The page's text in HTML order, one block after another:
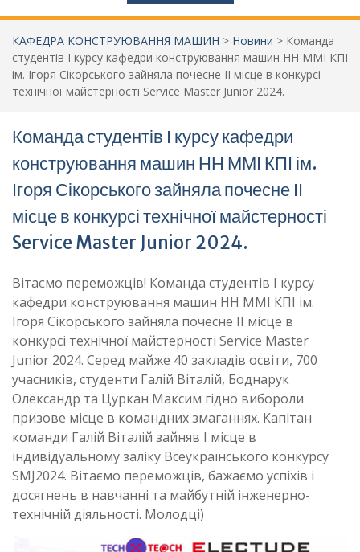
КАФЕДРА КОНСТРУЮВАННЯ МАШИН > Новини > Команда
студентів І курсу кафедри конструювання машин НН ММІ КПІ
ім. Ігоря Сікорського зайняла почесне ІІ місце в конкурсі
технічної майстерності Service Master Junior 2024.
Команда студентів І курсу кафедри
конструювання машин НН ММІ КПІ ім.
Ігоря Сікорського зайняла почесне ІІ
місце в конкурсі технічної майстерності
Service Master Junior 2024.
Вітаємо переможців! Команда студентів І курсу
кафедри конструювання машин НН ММІ КПІ ім.
Ігоря Сікорського зайняла почесне ІІ місце в
конкурсі технічної майстерності Service Master
Junior 2024. Серед майже 40 закладів освіти, 700
учасників, студенти Галій Віталій, Боднарук
Олександр та Цуркан Максим гідно вибороли
призове місце в командних змаганнях. Капітан
команди Галій Віталій зайняв І місце в
індивідуальному заліку Всеукраїнського конкурсу
SMJ2024. Вітаємо переможців, бажаємо успіхів і
досягнень в навчанні та майбутній інженерно-
технічній діяльності. Молодці)